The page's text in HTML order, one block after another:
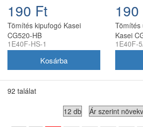
190 Ft
Tömítés kipufogó Kasei
CG520-HB
1E40F-HS-1
190
Tömítés
Kasei
1E40F-
92 találat